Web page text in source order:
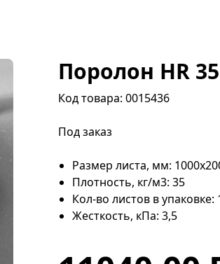
Поролон HR
Код товара: 0015436
Под заказ
Размер листа, мм:
Плотность, кг/м3: 35
Кол-во листов в упаковке:
Жесткость, кПа: 3,5